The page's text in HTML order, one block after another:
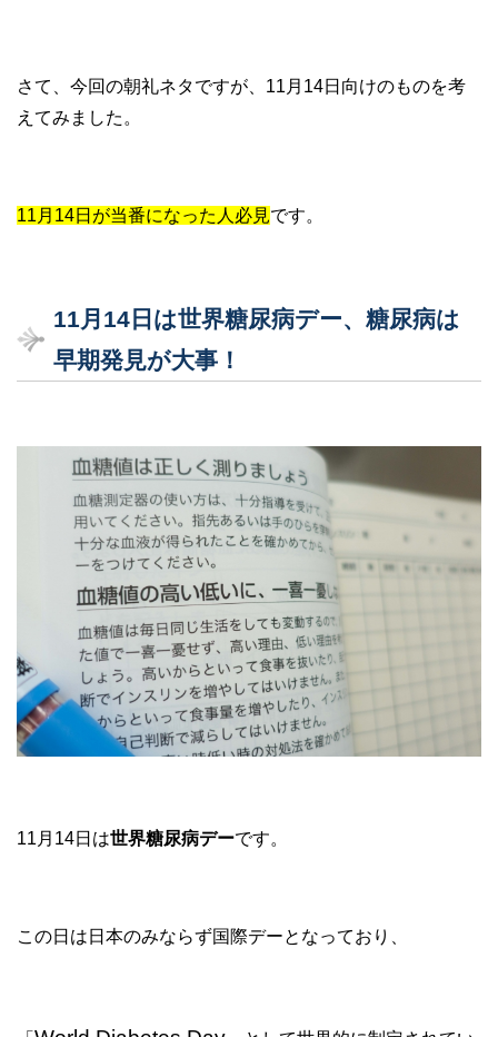
さて、今回の朝礼ネタですが、11月14日向けのものを考
えてみました。
11月14日が当番になった人必見です。
11 月14 日は世界糖尿病デー、糖尿病は
早期発見が大事！
11月14日は世界糖尿病デーです。
この日は日本のみならず国際デーとなっており、